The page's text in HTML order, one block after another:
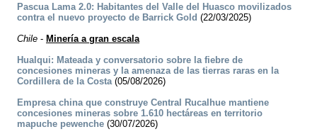
Pascua Lama 2.0: Habitantes del Valle del Huasco movilizados
contra el nuevo proyecto de Barrick Gold (22/03/2025)
Chile - Minería a gran escala
Hualqui: Mateada y conversatorio sobre la fiebre de
concesiones mineras y la amenaza de las tierras raras en la
Cordillera de la Costa(05/08/2026)
Empresa china que construye Central Rucalhue mantiene
concesiones mineras sobre 1.610 hectáreas en territorio
mapuche pewenche (30/07/2026)